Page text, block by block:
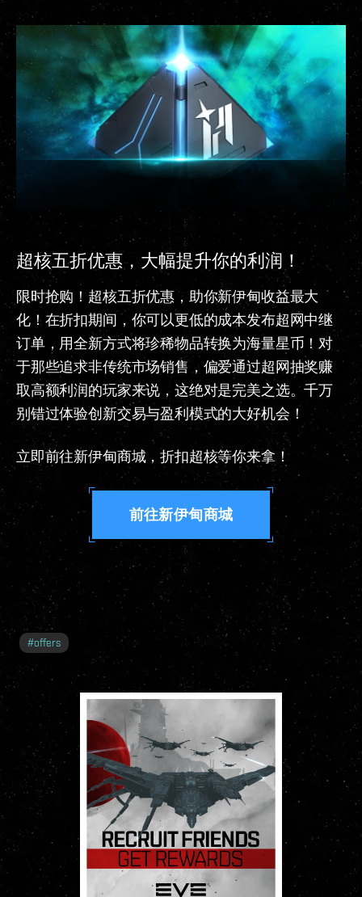
超核五折优惠，大幅提升你的利润！
限时抢购！超核五折优惠，助你新伊甸收益最大
化！在折扣期间，你可以更低的成本发布超网中继
订单，用全新方式将珍稀物品转换为海量星币！对
于那些追求非传统市场销售，偏爱通过超网抽奖赚
取高额利润的玩家来说，这绝对是完美之选。千万
别错过体验创新交易与盈利模式的大好机会！
立即前往新伊甸商城，折扣超核等你来拿！
前往新伊甸商城
#offers